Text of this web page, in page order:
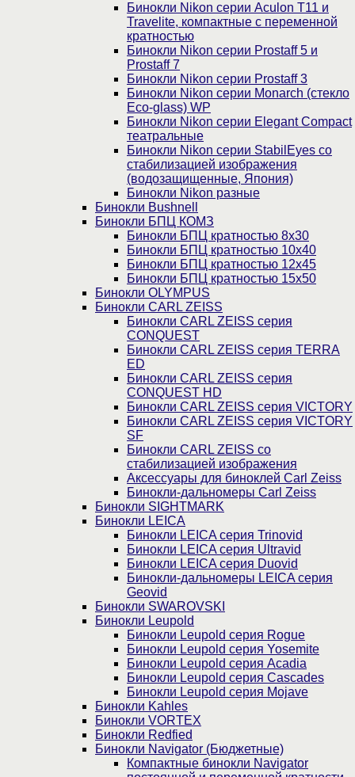
Бинокли Nikon серии Aculon T11 и
Travelite, компактные с переменной
кратностью
Бинокли Nikon серии Prostaff 5 и
Prostaff 7
Бинокли Nikon серии Prostaff 3
Бинокли Nikon серии Monarch (стекло
Eco-glass) WP
Бинокли Nikon серии Elegant Compact
театральные
Бинокли Nikon серии StabilEyes со
стабилизацией изображения
(водозащищенные, Япония)
Бинокли Nikon разные
Бинокли Bushnell
Бинокли БПЦ КОМЗ
Бинокли БПЦ кратностью 8х30
Бинокли БПЦ кратностью 10х40
Бинокли БПЦ кратностью 12х45
Бинокли БПЦ кратностью 15х50
Бинокли OLYMPUS
Бинокли CARL ZEISS
Бинокли CARL ZEISS серия
CONQUEST
Бинокли CARL ZEISS серия TERRA
ED
Бинокли CARL ZEISS серия
CONQUEST HD
Бинокли CARL ZEISS серия VICTORY
Бинокли CARL ZEISS серия VICTORY
SF
Бинокли CARL ZEISS со
стабилизацией изображения
Аксессуары для биноклей Carl Zeiss
Бинокли-дальномеры Carl Zeiss
Бинокли SIGHTMARK
Бинокли LEICA
Бинокли LEICA серия Trinovid
Бинокли LEICA серия Ultravid
Бинокли LEICA серия Duovid
Бинокли-дальномеры LEICA серия
Geovid
Бинокли SWAROVSKI
Бинокли Leupold
Бинокли Leupold серия Rogue
Бинокли Leupold серия Yosemite
Бинокли Leupold серия Acadia
Бинокли Leupold серия Cascades
Бинокли Leupold серия Mojave
Бинокли Kahles
Бинокли VORTEX
Бинокли Redfied
Бинокли Navigator (Бюджетные)
Компактные бинокли Navigator